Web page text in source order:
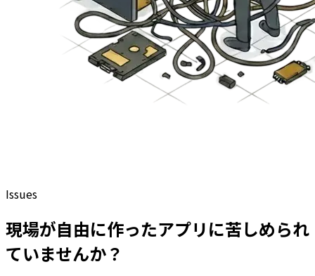
Issues
現場が自由に作ったアプリに苦しめられ
ていませんか？